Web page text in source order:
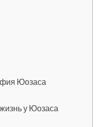
Юозаса
у Юозаса